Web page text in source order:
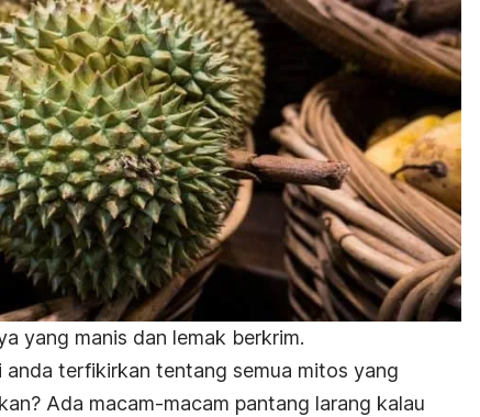
yang manis dan lemak berkrim.
anda terfikirkan tentang semua mitos yang
Ada macam-macam pantang larang kalau